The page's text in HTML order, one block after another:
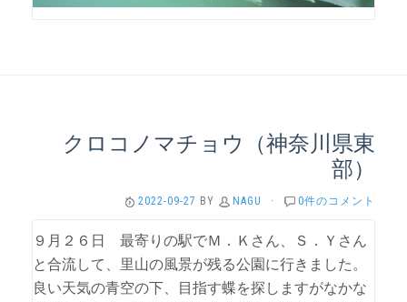
クロコノマチョウ（神奈川県東
部）
2022-09-27 BY NAGU · 0件のコメント
９月２６日 最寄りの駅でＭ．Ｋさん、Ｓ．Ｙさん
と合流して、里山の風景が残る公園に行きました。
良い天気の青空の下、目指す蝶を探しますがなかな